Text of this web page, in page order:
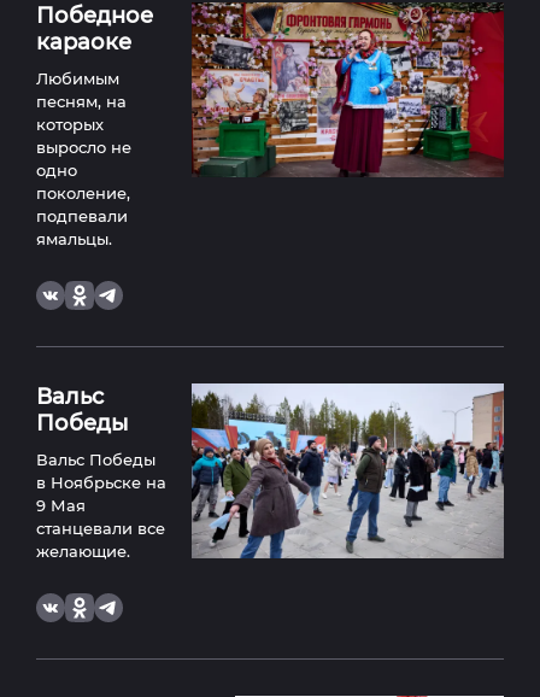
Победное
караоке
Любимым
песням, на
которых
выросло не
одно
поколение,
подпевали
ямальцы.
Вальс
Победы
Вальс Победы
в Ноябрьске на
9 Мая
станцевали все
желающие.